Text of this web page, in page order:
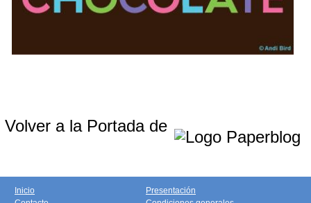
Volver a la Portada de
Inicio
Presentación